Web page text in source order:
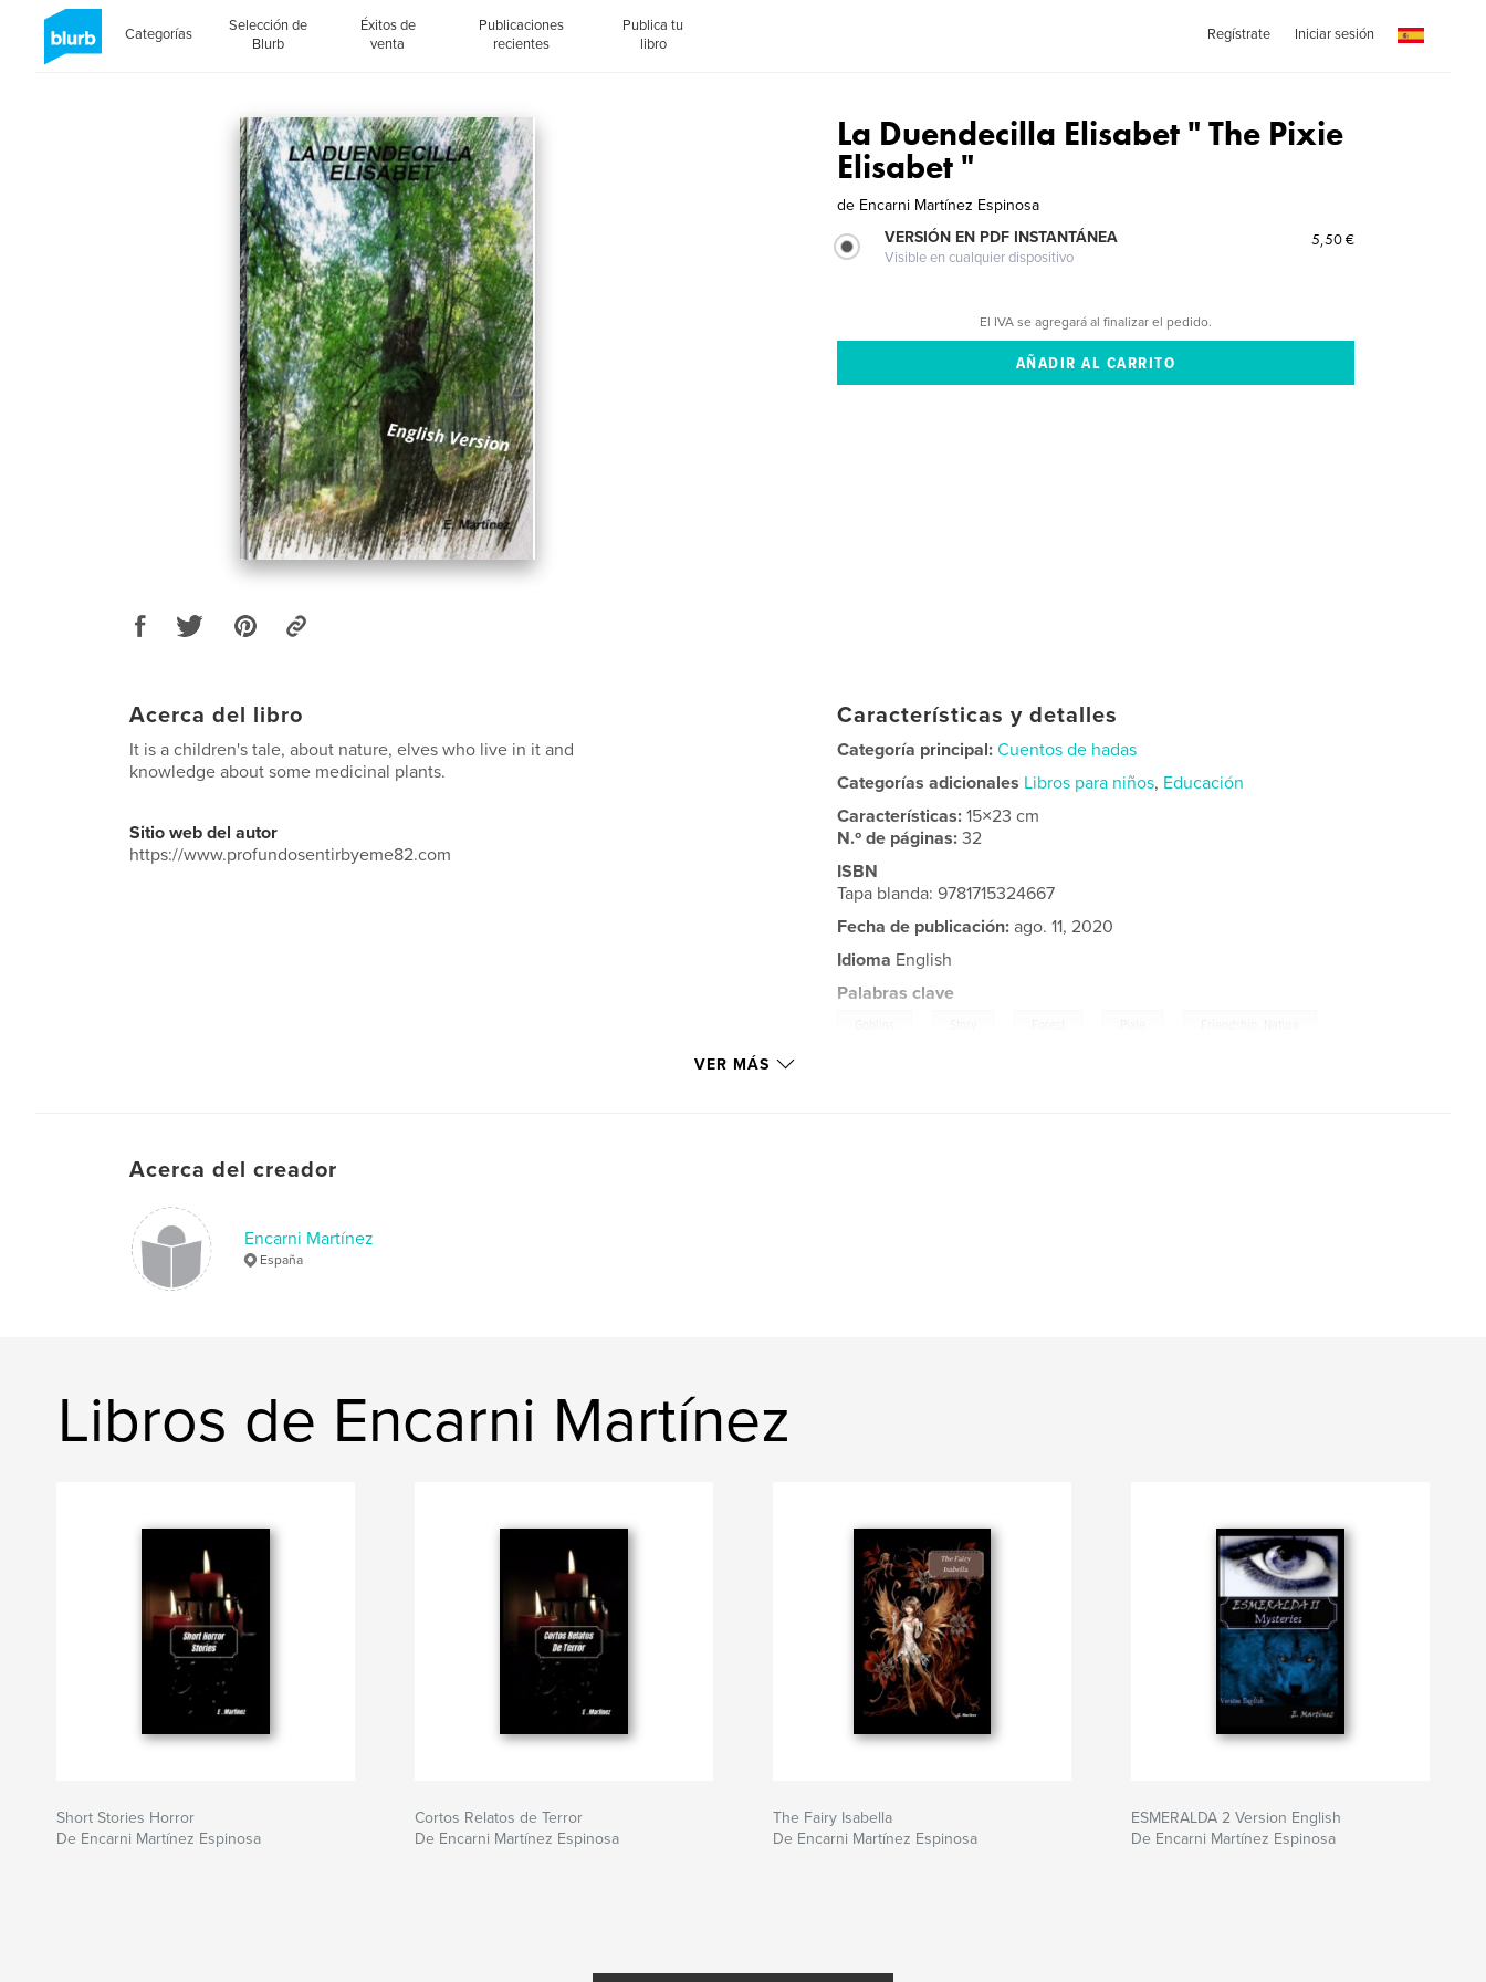
Categorías
Selección de
Blurb
Éxitos de
venta
Publicaciones
recientes
Publica tu
libro
Regístrate Iniciar sesión
La Duendecilla Elisabet " The Pixie
Elisabet "
de Encarni Martínez Espinosa
VERSIÓN EN PDF INSTANTÁNEA
Visible en cualquier dispositivo
5,50 €
El IVA se agregará al finalizar el pedido.
Acerca del libro
It is a children's tale, about nature, elves who live in it and
knowledge about some medicinal plants.
Sitio web del autor
https://www.profundosentirbyeme82.com
Características y detalles
Categoría principal: Cuentos de hadas
Categorías adicionales Libros para niños, Educación
Características:15×23 cm
N.º de páginas:32
ISBN
Tapa blanda: 9781715324667
Fecha de publicación: ago. 11, 2020
Idioma English
Palabras clave
VER MÁS
Acerca del creador
Encarni Martínez
España
Libros de Encarni Martínez
Short Stories Horror
De Encarni Martínez Espinosa
Cortos Relatos de Terror
De Encarni Martínez Espinosa
The Fairy Isabella
De Encarni Martínez Espinosa
ESMERALDA 2 Version English
De Encarni Martínez Espinosa